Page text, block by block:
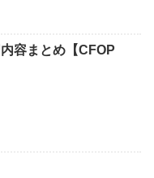
容まとめ【CFOP